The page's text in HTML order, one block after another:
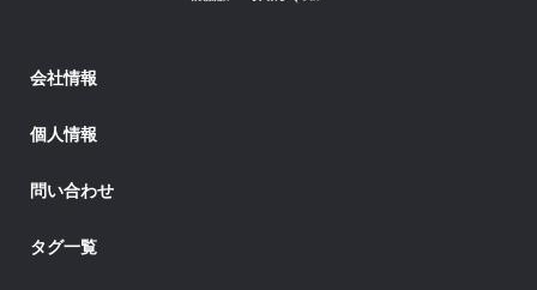
会社情報
個人情報
問い合わせ
タグ一覧